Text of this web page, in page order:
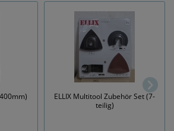
ELLIX Multitool Zubehör Set (7-
teilig)